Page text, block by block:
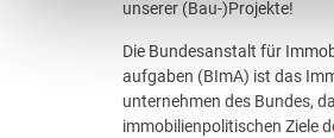
g
i
n
d
e
unserer (Bau-)Projekte!
Die Bundes­anstalt für
aufgaben (BImA) ist das
unternehmen des Bundes,
immobilien­politischen Ziele